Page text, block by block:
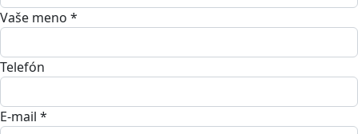
Vaše meno *
Telefón
E-mail *